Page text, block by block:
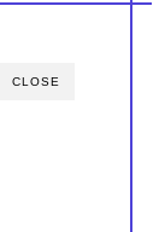
CLOSE